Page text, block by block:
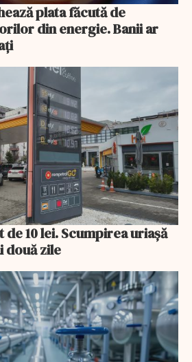
plata făcută de
din energie. Banii ar
10 lei. Scumpirea uriașă
două zile